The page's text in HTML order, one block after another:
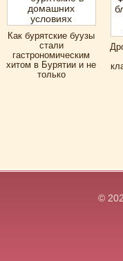
Как бурятские буузы
стали
гастрономическим
хитом в Бурятии и не
только
©